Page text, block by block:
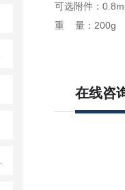
可选附件：
重 量：200g
在线咨